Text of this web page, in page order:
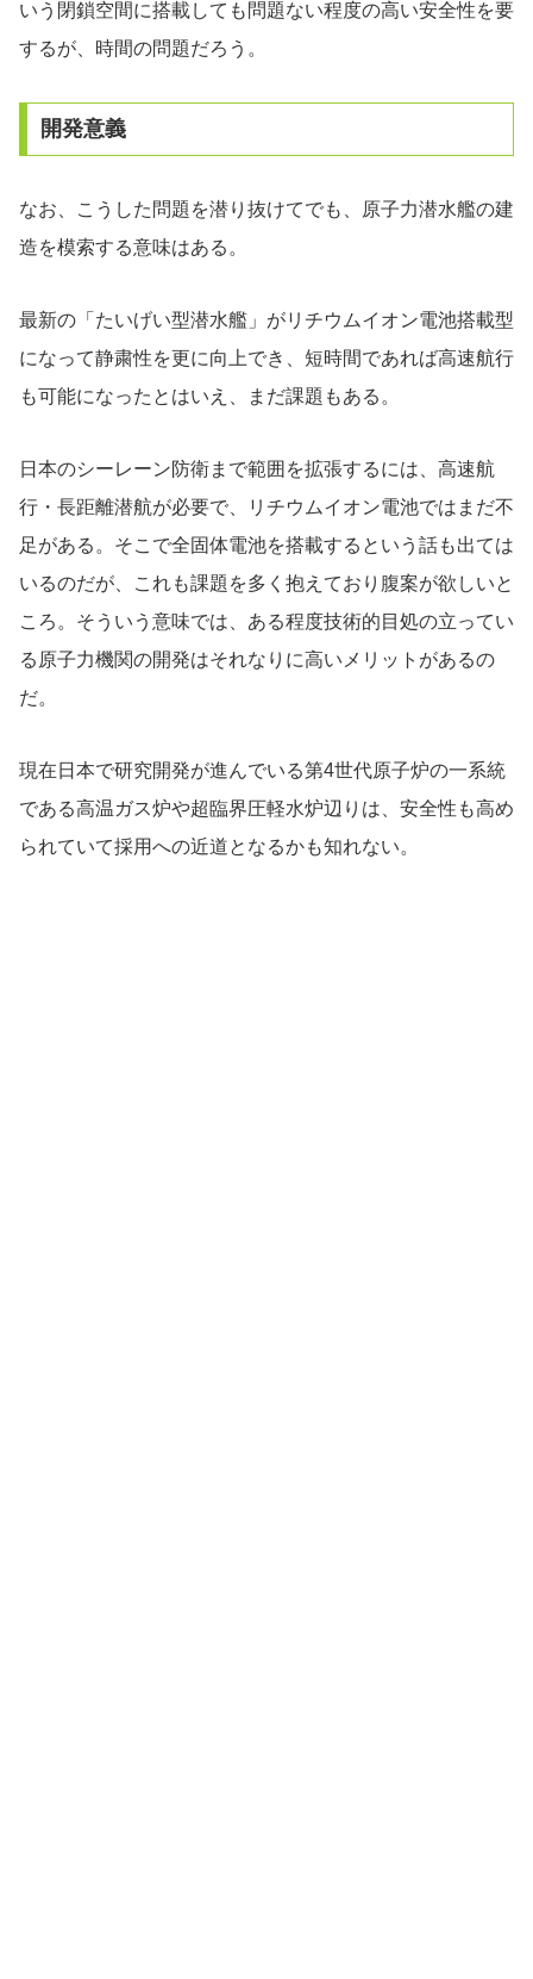
いう閉鎖空間に搭載しても問題ない程度の高い安全性を要
するが、時間の問題だろう。
開発意義
なお、こうした問題を潜り抜けてでも、原子力潜水艦の建
造を模索する意味はある。
最新の「たいげい型潜水艦」がリチウムイオン電池搭載型
になって静粛性を更に向上でき、短時間であれば高速航行
も可能になったとはいえ、まだ課題もある。
日本のシーレーン防衛まで範囲を拡張するには、高速航
行・長距離潜航が必要で、リチウムイオン電池ではまだ不
足がある。そこで全固体電池を搭載するという話も出ては
いるのだが、これも課題を多く抱えており腹案が欲しいと
ころ。そういう意味では、ある程度技術的目処の立ってい
る原子力機関の開発はそれなりに高いメリットがあるの
だ。
現在日本で研究開発が進んでいる第4世代原子炉の一系統
である高温ガス炉や超臨界圧軽水炉辺りは、安全性も高め
られていて採用への近道となるかも知れない。